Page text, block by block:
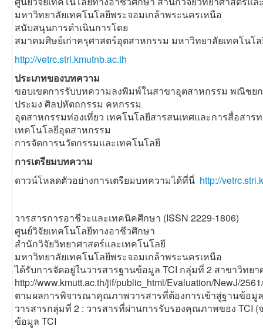
มหาวิทยาลัยเทคโนโลยีพระจอมเกล้าพระนครเหนือ
สนับสนุนการดำเนินการโดย
สมาคมศิษย์เก่าครุศาสตร์อุตสาหกรรม มหาวิทยาลัยเทคโนโ
http://vetrc.stri.kmutnb.ac.th
ประเภทของบทความ
ขอบเขตการรับบทความลงพิมพ์ในสาขาอุตสาหกรรม พณิชย
ประมง ศิลปหัตถกรรม คหกรรม
อุตสาหกรรมท่องเที่ยว เทคโนโลยีสารสนเทศและการสื่อสา
เทคโนโลยีอุตสาหกรรม
การจัดการนวัตกรรมและเทคโนโลยี
การเตรียมบทความ
ดาวน์โหลดตัวอย่างการเตรียมบทความได้ที่นี่ http://
วารสารการอาชีวะและเทคนิคศึกษา (ISSN 2229-1806)
ศูนย์วิจัยเทคโนโลยีทางอาชีวศึกษา
สำนักวิจัยวิทยาศาสตร์และเทคโนโลยี
มหาวิทยาลัยเทคโนโลยีพระจอมเกล้าพระนครเหนือ
ได้รับการจัดอยู่ในวารสารฐานข้อมูล TCI กลุ่มที่ 2 สาขาวิทย
http://www.kmutt.ac.th/jif/public_html/Evaluation/NewJ/
ตามผลการพิจารณาคุณภาพวารสารที่ต้องการเข้าสู่ฐานข้อมูล
วารสารกลุ่มที่ 2 : วารสารที่ผ่านการรับรองคุณภาพของ TCI
ข้อมูล TCI